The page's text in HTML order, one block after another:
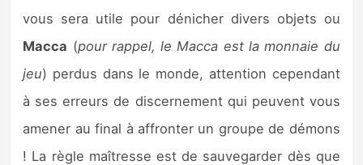
vous sera utile pour dénicher divers objets ou
Macca (pour rappel, le Macca est la monnaie du
jeu) perdus dans le monde, attention cependant
à ses erreurs de discernement qui peuvent vous
amener au final à affronter un groupe de démons
! La règle maîtresse est de sauvegarder dès que